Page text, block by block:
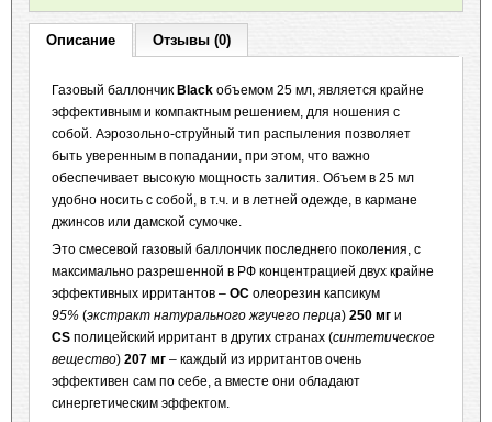
Описание Отзывы (0)
Газовый баллончик Black объемом 25 мл, является крайне
эффективным и компактным решением, для ношения с
собой. Аэрозольно-струйный тип распыления позволяет
быть уверенным в попадании, при этом, что важно
обеспечивает высокую мощность залития. Объем в 25 мл
удобно носить с собой, в т.ч. и в летней одежде, в кармане
джинсов или дамской сумочке.
Это смесевой газовый баллончик последнего поколения, с
максимально разрешенной в РФ концентрацией двух крайне
эффективных ирритантов – OC олеорезин капсикум
95% (экстракт натурального жгучего перца) 250 мг и
CS полицейский ирритант в других странах (синтетическое
вещество) 207 мг – каждый из ирритантов очень
эффективен сам по себе, а вместе они обладают
синергетическим эффектом.